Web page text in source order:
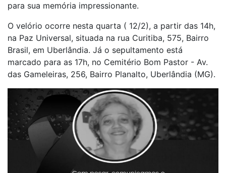
para sua memória impressionante.
O velório ocorre nesta quarta ( 12/2), a partir das 14h,
na Paz Universal, situada na rua Curitiba, 575, Bairro
Brasil, em Uberlândia. Já o sepultamento está
marcado para as 17h, no Cemitério Bom Pastor - Av.
das Gameleiras, 256, Bairro Planalto, Uberlândia (MG).